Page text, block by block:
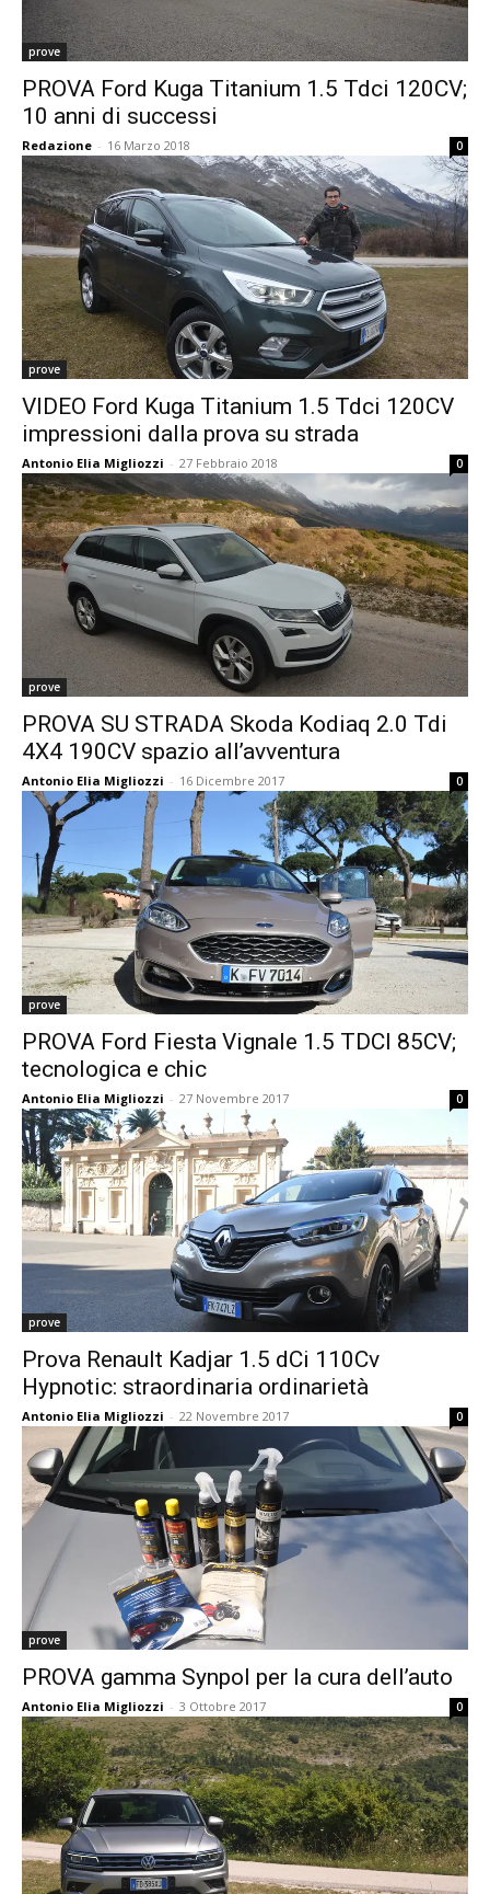
prove
PROVA Ford Kuga Titanium 1.5 Tdci 120CV;
10 anni di successi
Redazione - 16 Marzo 2018 0
prove
VIDEO Ford Kuga Titanium 1.5 Tdci 120CV
impressioni dalla prova su strada
Antonio Elia Migliozzi - 27 Febbraio 2018 0
prove
PROVA SU STRADA Skoda Kodiaq 2.0 Tdi
4X4 190CV spazio all’avventura
Antonio Elia Migliozzi - 16 Dicembre 2017 0
prove
PROVA Ford Fiesta Vignale 1.5 TDCI 85CV;
tecnologica e chic
Antonio Elia Migliozzi - 27 Novembre 2017 0
prove
Prova Renault Kadjar 1.5 dCi 110Cv
Hypnotic: straordinaria ordinarietà
Antonio Elia Migliozzi - 22 Novembre 2017 0
prove
PROVA gamma Synpol per la cura dell’auto
Antonio Elia Migliozzi - 3 Ottobre 2017 0